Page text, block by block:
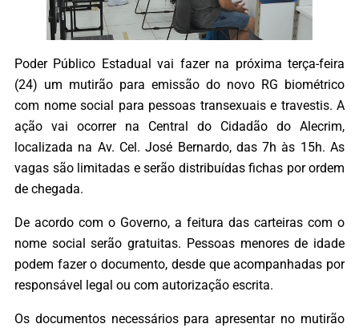
Poder Público Estadual vai fazer na próxima terça-feira
(24) um mutirão para emissão do novo RG biométrico
com nome social para pessoas transexuais e travestis. A
ação vai ocorrer na Central do Cidadão do Alecrim,
localizada na Av. Cel. José Bernardo, das 7h às 15h. As
vagas são limitadas e serão distribuídas fichas por ordem
de chegada.
De acordo com o Governo, a feitura das carteiras com o
nome social serão gratuitas. Pessoas menores de idade
podem fazer o documento, desde que acompanhadas por
responsável legal ou com autorização escrita.
Os documentos necessários para apresentar no mutirão